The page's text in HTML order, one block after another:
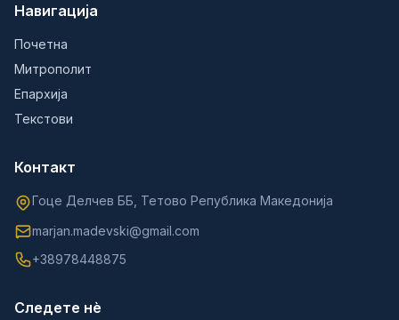
Навигација
Почетна
Митрополит
Епархија
Текстови
Контакт
Гоце Делчев ББ, Тетово Република Македонија
marjan.madevski@gmail.com
+38978448875
Следете нè